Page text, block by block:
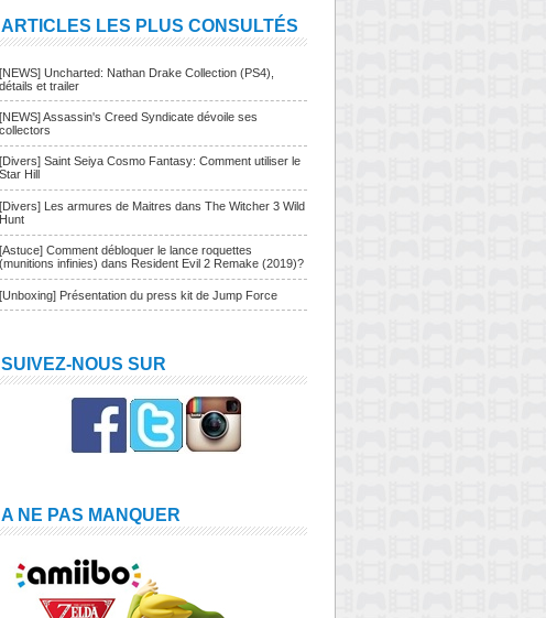
ARTICLES LES PLUS CONSULTÉS
[NEWS] Uncharted: Nathan Drake Collection (PS4),
détails et trailer
[NEWS] Assassin's Creed Syndicate dévoile ses
collectors
[Divers] Saint Seiya Cosmo Fantasy: Comment utiliser le
Star Hill
[Divers] Les armures de Maitres dans The Witcher 3 Wild
Hunt
[Astuce] Comment débloquer le lance roquettes
(munitions infinies) dans Resident Evil 2 Remake (2019)?
[Unboxing] Présentation du press kit de Jump Force
SUIVEZ-NOUS SUR
A NE PAS MANQUER